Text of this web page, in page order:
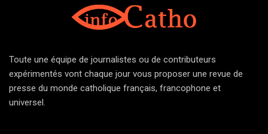
Toute une équipe de journalistes ou de contributeurs
expérimentés vont chaque jour vous proposer une revue de
presse du monde catholique français, francophone et
universel.